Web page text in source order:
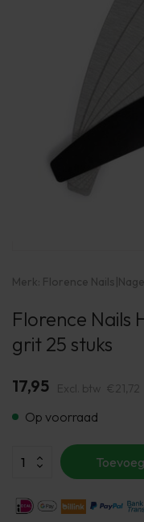
Merk: Florence Nails|
Florence Nails
grit 25 stuks
17,95 Excl. btw €21,72
Op voorraad